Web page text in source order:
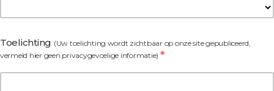
Toelichting (Uw toelichting wordt zichtbaar op onze site gepubliceerd,
vermeld hier geen privacygevoelige informatie)